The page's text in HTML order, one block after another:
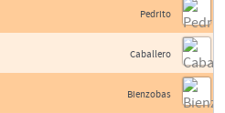
Pedrito
Caballero
Bienzobas